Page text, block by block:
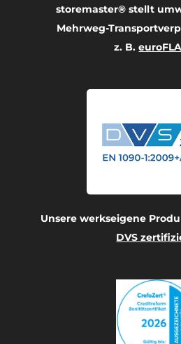
storemaster® stellt
Mehrweg-
z. B.
Unsere werkseigene
DVS